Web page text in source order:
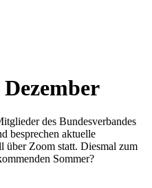
des Bundesverbandes
besprechen aktuelle
Zoom statt. Diesmal zum
Sommer?